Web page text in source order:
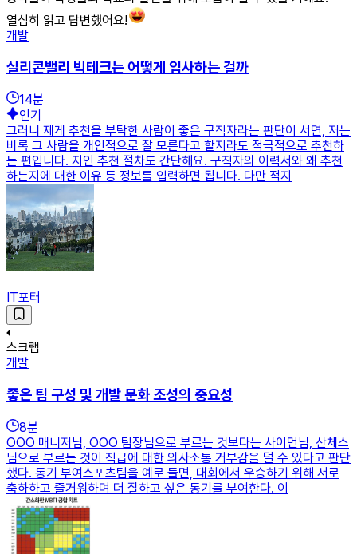
열심히 읽고 답변했어요!
개발
실리콘밸리 빅테크는 어떻게 입사하는 걸까
14분
인기
그러니 제게 추천을 부탁한 사람이 좋은 구직자라는 판단이 서면, 저는
비록 그 사람을 개인적으로 잘 모른다고 할지라도 적극적으로 추천하
는 편입니다. 지인 추천 절차도 간단해요. 구직자의 이력서와 왜 추천
하는지에 대한 이유 등 정보를 입력하면 됩니다. 다만 적지
IT포터
스크랩
개발
좋은 팀 구성 및 개발 문화 조성의 중요성
8분
OOO 매니저님, OOO 팀장님으로 부르는 것보다는 사이먼님, 산체스
님으로 부르는 것이 직급에 대한 의사소통 거부감을 덜 수 있다고 판단
했다. 동기 부여스포츠팀을 예로 들면, 대회에서 우승하기 위해 서로
축하하고 즐거워하며 더 잘하고 싶은 동기를 부여한다. 이